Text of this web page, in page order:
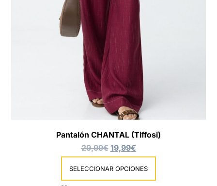
Pantalón CHANTAL (Tiffosi)
29,99€ 19,99€
SELECCIONAR OPCIONES